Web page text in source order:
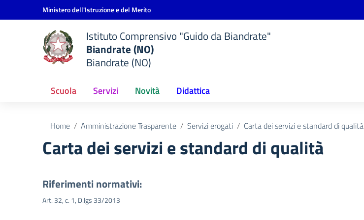
Vai ai contenuti
Vai al menu di navigazioneMinistero dell'Istruzione e del Merito
Istituto Comprensivo "Guido da Biandrate"
Biandrate (NO)
Biandrate (NO)
Scuola Servizi Novità Didattica
Home Amministrazione Trasparente Servizi erogati Carta dei servizi e standard di qualità
Carta dei servizi e standard di qualità
Riferimenti normativi:
Art. 32, c. 1, D.lgs 33/2013